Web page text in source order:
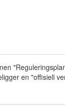
en "offisiell